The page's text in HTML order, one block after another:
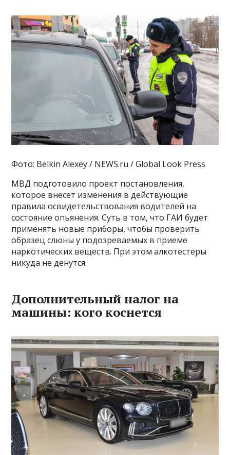
Фото: Belkin Alexey / NEWS.ru / Global Look Press
МВД подготовило проект постановления,
которое внесет изменения в действующие
правила освидетельствования водителей на
состояние опьянения. Суть в том, что ГАИ будет
применять новые приборы, чтобы проверить
образец слюны у подозреваемых в приеме
наркотических веществ. При этом алкотестеры
никуда не денутся.
Дополнительный налог на
машины: кого коснется